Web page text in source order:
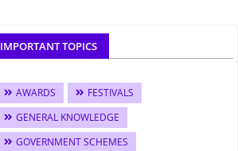
IMPORTANT TOPICS
AWARDS
FESTIVALS
GENERAL KNOWLEDGE
GOVERNMENT SCHEMES